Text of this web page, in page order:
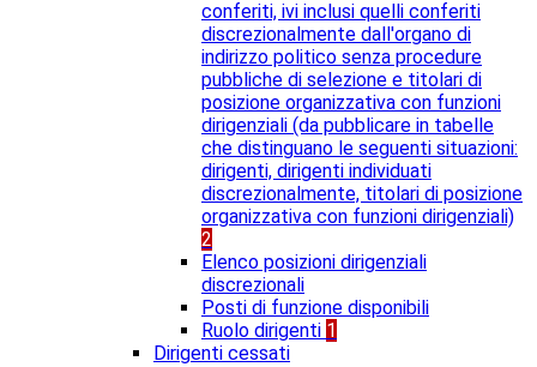
conferiti, ivi inclusi quelli conferiti
discrezionalmente dall'organo di
indirizzo politico senza procedure
pubbliche di selezione e titolari di
posizione organizzativa con funzioni
dirigenziali (da pubblicare in tabelle
che distinguano le seguenti situazioni:
dirigenti, dirigenti individuati
discrezionalmente, titolari di posizione
organizzativa con funzioni dirigenziali)
2
Elenco posizioni dirigenziali
discrezionali
Posti di funzione disponibili
Ruolo dirigenti 1
Dirigenti cessati